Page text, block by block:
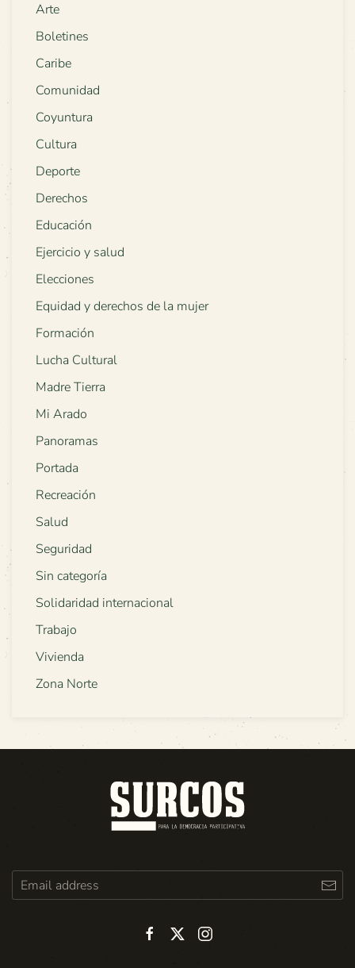
Arte
Boletines
Caribe
Comunidad
Coyuntura
Cultura
Deporte
Derechos
Educación
Ejercicio y salud
Elecciones
Equidad y derechos de la mujer
Formación
Lucha Cultural
Madre Tierra
Mi Arado
Panoramas
Portada
Recreación
Salud
Seguridad
Sin categoría
Solidaridad internacional
Trabajo
Vivienda
Zona Norte